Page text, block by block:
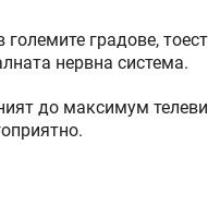
градове,
нервна система.
до максимум